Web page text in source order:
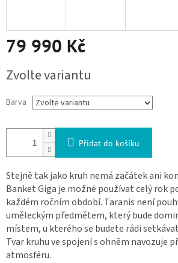
79 990 Kč
Zvolte variantu
Barva
Přidat do košíku
Stejně tak jako kruh nemá začátek ani
Banket Giga je možné používat celý rok
každém ročním období. Taranis není
uměleckým předmětem, který bude
místem, u kterého se budete rádi
Tvar kruhu ve spojení s ohněm navozuje
atmosféru.